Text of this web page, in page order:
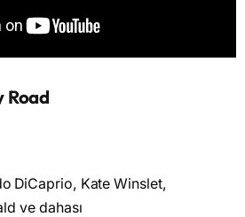
Road
DiCaprio, Kate Winslet,
ve dahası